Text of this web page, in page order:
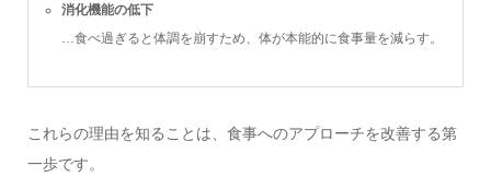
消化機能の低下
…食べ過ぎると体調を崩すため、体が本能的に食事量を減らす。
これらの理由を知ることは、食事へのアプローチを改善する第
一歩です。